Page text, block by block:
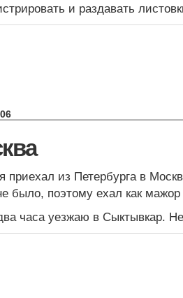
и раздавать
приехал из Петербурга в
было, поэтому ехал как
часа уезжаю в Сыктывкар.